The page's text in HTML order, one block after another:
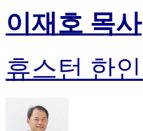
이재호 목사
휴스턴 한